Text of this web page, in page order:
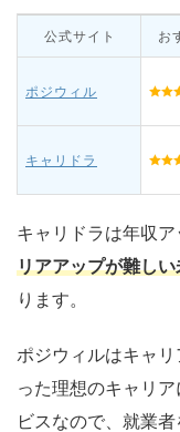
公式サイト お
ポジウィル
キャリドラ
キャリドラは年収ア
リアアップが難し
ります。
ポジウィルはキャ
った理想のキャリ
ビスなので、就業者